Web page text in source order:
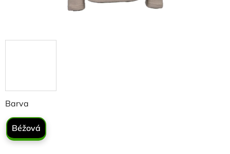
Barva
Béžová